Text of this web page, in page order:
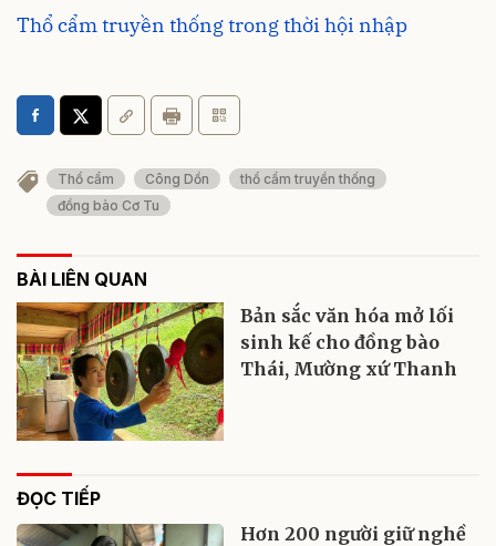
Thổ cẩm truyền thống trong thời hội nhập
Thổ cẩm Công Dồn
thổ cẩm truyền thống
đồng bào Cơ Tu
BÀI LIÊN QUAN
Bản sắc văn hóa mở lối
sinh kế cho đồng bào
Thái, Mường xứ Thanh
ĐỌC TIẾP
Hơn 200 người giữ nghề